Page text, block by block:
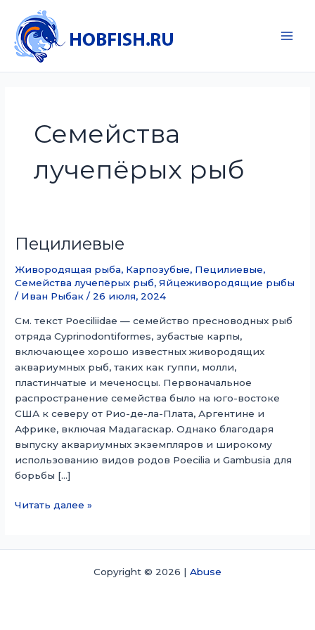
содержимому
Семейства
лучепёрых рыб
Пецилиевые
Живородящая рыба, Карпозубые, Пецилиевые,
Семейства лучепёрых рыб,Яйцеживородящие рыбы
/ Иван Рыбак/ 26 июля, 2024
См. текст Poeciliidae — семейство пресноводных рыб
отряда Cyprinodontiformes, зубастые карпы,
включающее хорошо известных живородящих
аквариумных рыб, таких как гуппи, молли,
пластинчатые и меченосцы. Первоначальное
распространение семейства было на юго-востоке
США к северу от Рио-де-ла-Плата, Аргентине и
Африке, включая Мадагаскар. Однако благодаря
выпуску аквариумных экземпляров и широкому
использованию видов родов Poecilia и Gambusia для
борьбы […]
Пецилиевые
Читать далее »
Copyright © 2026 | Abuse